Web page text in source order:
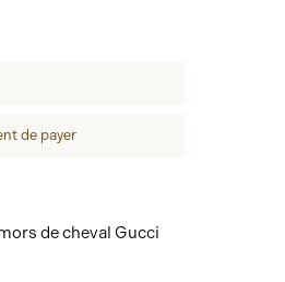
de payer
de cheval Gucci